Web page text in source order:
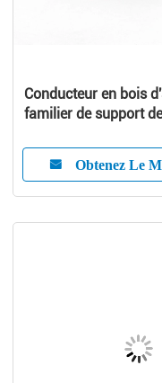
Conducteur en bois
familier de support
Obtenez Le